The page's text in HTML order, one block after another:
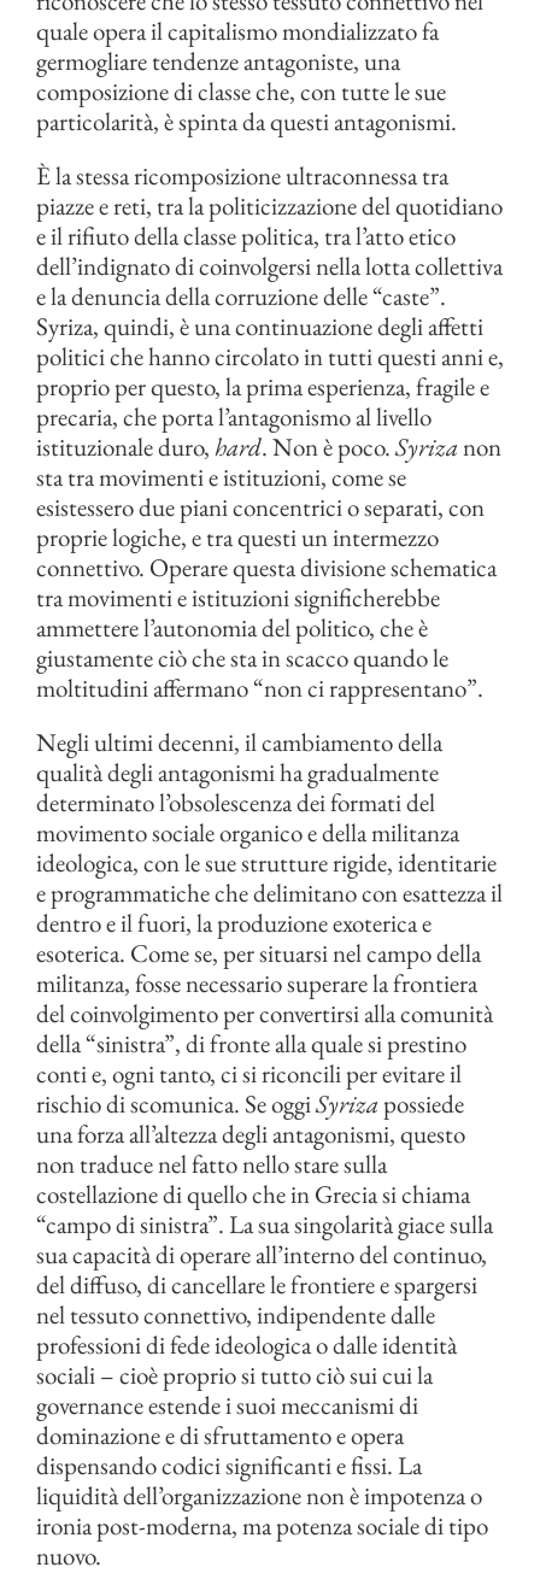
quale opera il capitalismo mondializzato fa
germogliare tendenze antagoniste, una
composizione di classe che, con tutte le sue
particolarità, è spinta da questi antagonismi.
È la stessa ricomposizione ultraconnessa tra
piazze e reti, tra la politicizzazione del quotidiano
e il rifiuto della classe politica, tra l’atto etico
dell’indignato di coinvolgersi nella lotta collettiva
e la denuncia della corruzione delle “caste”.
Syriza, quindi, è una continuazione degli affetti
politici che hanno circolato in tutti questi anni e,
proprio per questo, la prima esperienza, fragile e
precaria, che porta l’antagonismo al livello
istituzionale duro,hard. Non è poco.Syrizanon
sta tra movimenti e istituzioni, come se
esistessero due piani concentrici o separati, con
proprie logiche, e tra questi un intermezzo
connettivo. Operare questa divisione schematica
tra movimenti e istituzioni significherebbe
ammettere l’autonomia del politico, che è
giustamente ciò che sta in scacco quando le
moltitudini affermano “non ci rappresentano”.
Negli ultimi decenni, il cambiamento della
qualità degli antagonismi ha gradualmente
determinato l’obsolescenza dei formati del
movimento sociale organico e della militanza
ideologica, con le sue strutture rigide, identitarie
e programmatiche che delimitano con esattezza il
dentro e il fuori, la produzione exoterica e
esoterica. Come se, per situarsi nel campo della
militanza, fosse necessario superare la frontiera
del coinvolgimento per convertirsi alla comunità
della “sinistra”, di fronte alla quale si prestino
conti e, ogni tanto, ci si riconcili per evitare il
rischio di scomunica. Se oggiSyrizapossiede
una forza all’altezza degli antagonismi, questo
non traduce nel fatto nello stare sulla
costellazione di quello che in Grecia si chiama
“campo di sinistra”. La sua singolarità giace sulla
sua capacità di operare all’interno del continuo,
del diffuso, di cancellare le frontiere e spargersi
nel tessuto connettivo, indipendente dalle
professioni di fede ideologica o dalle identità
sociali – cioè proprio si tutto ciò sui cui la
governance estende i suoi meccanismi di
dominazione e di sfruttamento e opera
dispensando codici significanti e fissi. La
liquidità dell’organizzazione non è impotenza o
ironia post-moderna, ma potenza sociale di tipo
nuovo.